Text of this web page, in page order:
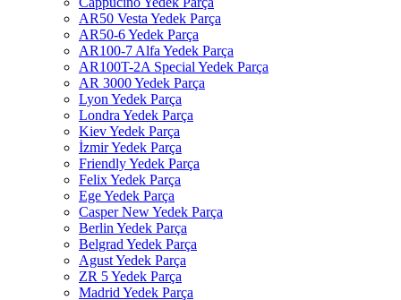
AR50 Vesta Yedek Parça
AR50-6 Yedek Parça
AR100-7 Alfa Yedek Parça
AR100T-2A Special Yedek Parça
AR 3000 Yedek Parça
Lyon Yedek Parça
Londra Yedek Parça
Kiev Yedek Parça
İzmir Yedek Parça
Friendly Yedek Parça
Felix Yedek Parça
Ege Yedek Parça
Casper New Yedek Parça
Berlin Yedek Parça
Belgrad Yedek Parça
Agust Yedek Parça
ZR 5 Yedek Parça
Madrid Yedek Parça